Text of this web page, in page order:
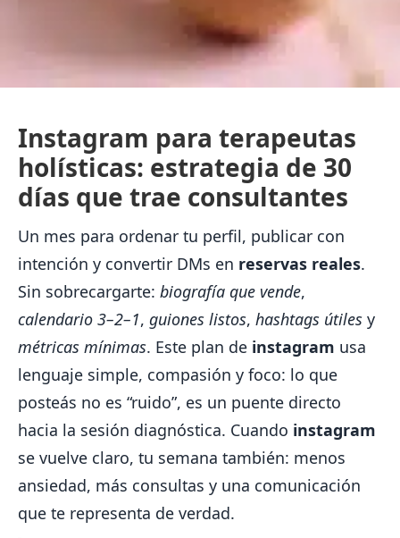
Instagram para terapeutas
holísticas: estrategia de 30
días que trae consultantes
Un mes para ordenar tu perfil, publicar con
intención y convertir DMs en reservas reales.
Sin sobrecargarte: biografía que vende,
calendario 3–2–1, guiones listos, hashtags útiles y
métricas mínimas. Este plan de instagram usa
lenguaje simple, compasión y foco: lo que
posteás no es “ruido”, es un puente directo
hacia la sesión diagnóstica. Cuando instagram
se vuelve claro, tu semana también: menos
ansiedad, más consultas y una comunicación
que te representa de verdad.